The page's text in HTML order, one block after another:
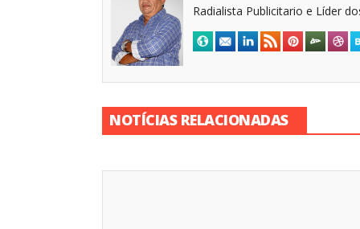
Radialista Publicitario e Líder
NOTÍCIAS RELACIONADAS